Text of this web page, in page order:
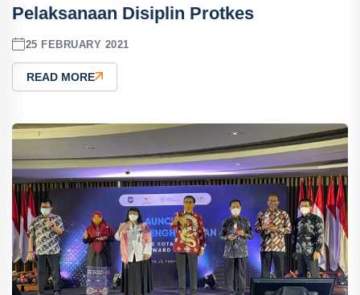
Pelaksanaan Disiplin Protkes
25 FEBRUARY 2021
READ MORE